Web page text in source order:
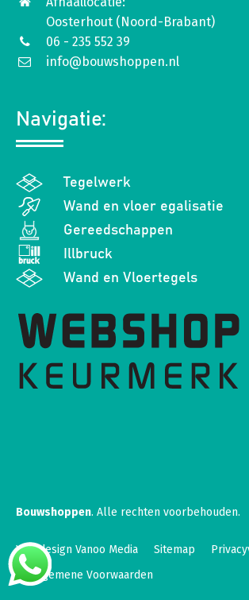
Oosterhout (Noord-Brabant)
06 - 235 552 39
info@bouwshoppen.nl
Navigatie:
Tegelwerk
Wand en vloer egalisatie
Gereedschappen
Illbruck
Wand en Vloertegels
Bouwshoppen. Alle rechten voorbehouden.
Webdesign Vanoo Media Sitemap
Algemene Voorwaarden